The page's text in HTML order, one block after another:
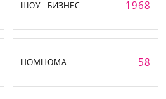
ШОУ - БИЗНЕС 1968
НОМНОМА 58